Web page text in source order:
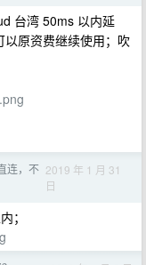
台湾 50ms 以内延
原资费继续使用；吹
连，不 2019 年 1 月 31
日
；